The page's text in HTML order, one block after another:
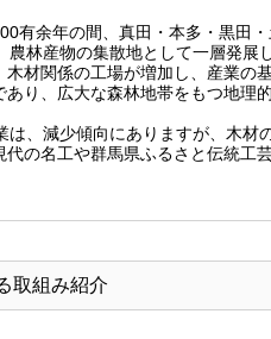
有余年の間、真田・本多・黒田
林産物の集散地として一層発展
材関係の工場が増加し、産業の
り、広大な森林地帯をもつ地理
、減少傾向にありますが、木材
の名工や群馬県ふるさと伝統工
取組み紹介